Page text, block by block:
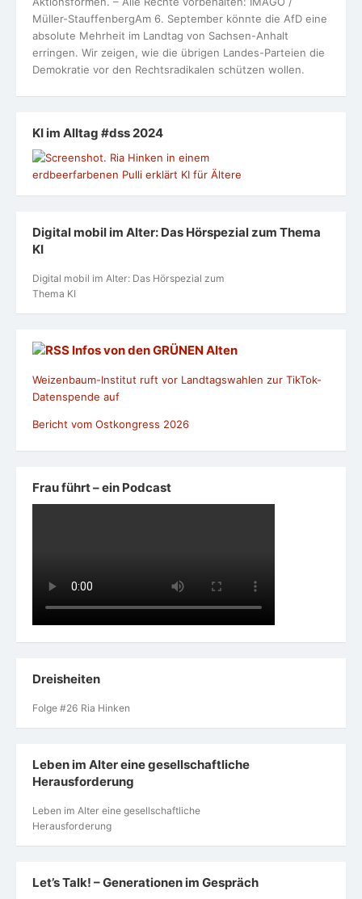
Müller-StauffenbergAm 6. September könnte die AfD eine
absolute Mehrheit im Landtag von Sachsen-Anhalt
erringen. Wir zeigen, wie die übrigen Landes-Parteien die
Demokratie vor den Rechtsradikalen schützen wollen.
KI im Alltag #dss 2024
Digital mobil im Alter: Das Hörspezial zum Thema
KI
Digital mobil im Alter: Das Hörspezial zum
Thema KI
Infos von den GRÜNEN Alten
Weizenbaum-Institut ruft vor Landtagswahlen zur TikTok-
Datenspende auf
Bericht vom Ostkongress 2026
Frau führt – ein Podcast
Dreisheiten
Folge #26 Ria Hinken
Leben im Alter eine gesellschaftliche
Herausforderung
Leben im Alter eine gesellschaftliche
Herausforderung
Let’s Talk! – Generationen im Gespräch